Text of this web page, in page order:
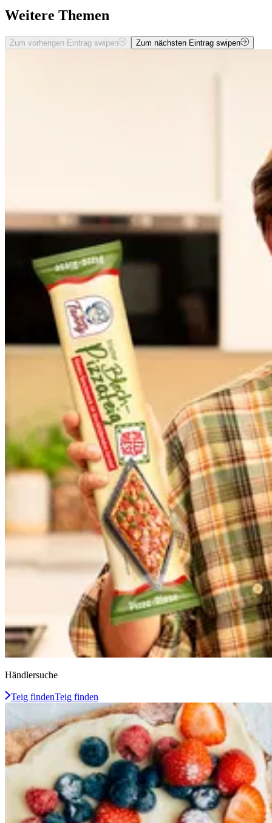
Weitere Themen
Zum vorherigen Eintrag swipen Zum nächsten Eintrag swipen
Händlersuche
Teig findenTeig finden